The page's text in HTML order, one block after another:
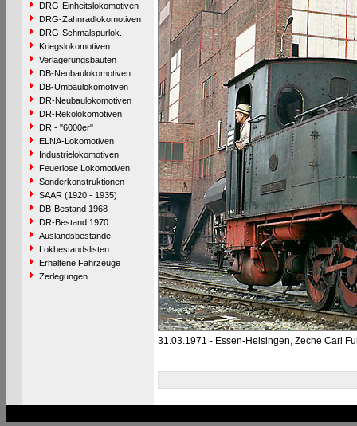
DRG-Einheitslokomotiven
DRG-Zahnradlokomotiven
DRG-Schmalspurlok.
Kriegslokomotiven
Verlagerungsbauten
DB-Neubaulokomotiven
DB-Umbaulokomotiven
DR-Neubaulokomotiven
DR-Rekolokomotiven
DR - "6000er"
ELNA-Lokomotiven
Industrielokomotiven
Feuerlose Lokomotiven
Sonderkonstruktionen
SAAR (1920 - 1935)
DB-Bestand 1968
DR-Bestand 1970
Auslandsbestände
Lokbestandslisten
Erhaltene Fahrzeuge
Zerlegungen
31.03.1971 - Essen-Heisingen, Zeche Carl